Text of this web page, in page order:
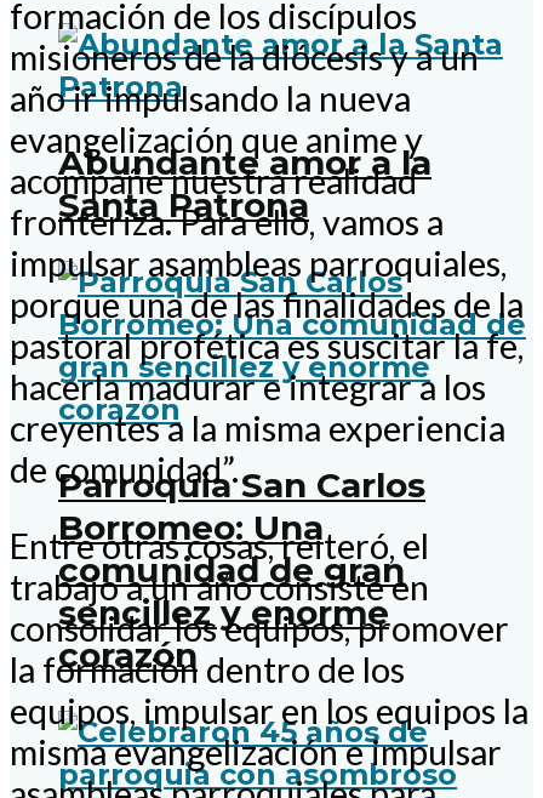
Abundante amor a la
Santa Patrona
Parroquia San Carlos
Borromeo: Una
comunidad de gran
sencillez y enorme
corazón
formación de los discípulos
misioneros de la diócesis y a un
año ir impulsando la nueva
evangelización que anime y
acompañe nuestra realidad
fronteriza. Para ello, vamos a
impulsar asambleas parroquiales,
porque una de las finalidades de la
pastoral profética es suscitar la fe,
hacerla madurar e integrar a los
creyentes a la misma experiencia
de comunidad”.
Entre otras cosas, reiteró, el
trabajo a un año consiste en
consolidar los equipos, promover
la formación dentro de los
equipos, impulsar en los equipos la
misma evangelización e impulsar